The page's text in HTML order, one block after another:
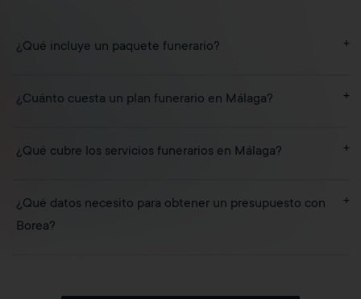
¿Qué incluye un paquete funerario? +
¿Cuánto cuesta un plan funerario en Málaga? +
¿Qué cubre los servicios funerarios en Málaga? +
¿Qué datos necesito para obtener un presupuesto con
Borea?
+